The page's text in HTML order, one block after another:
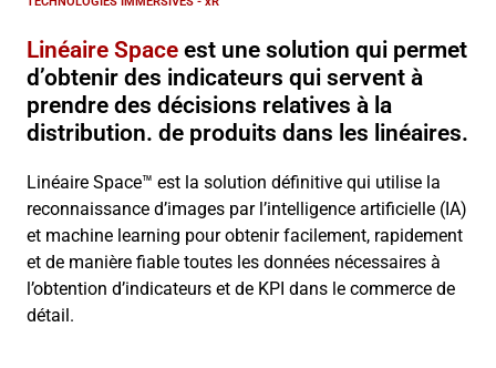
Linéaire Space est une solution qui permet
d’obtenir des indicateurs qui servent à
prendre des décisions relatives à la
distribution. de produits dans les linéaires.
Linéaire Space™ est la solution définitive qui utilise la
reconnaissance d’images par l’intelligence artificielle (IA)
et machine learning pour obtenir facilement, rapidement
et de manière fiable toutes les données nécessaires à
l’obtention d’indicateurs et de KPI dans le commerce de
détail.